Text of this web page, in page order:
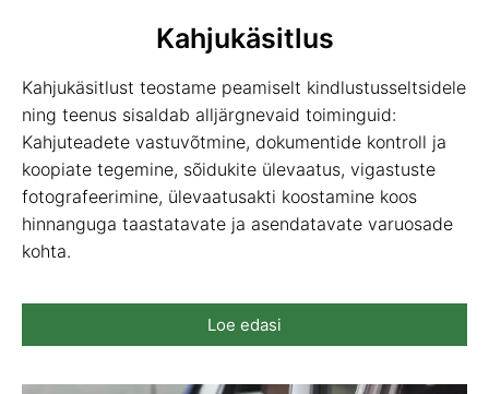
Kahjukäsitlus
Kahjukäsitlust teostame peamiselt kindlustusseltsidele
ning teenus sisaldab alljärgnevaid toiminguid:
Kahjuteadete vastuvõtmine, dokumentide kontroll ja
koopiate tegemine, sõidukite ülevaatus, vigastuste
fotografeerimine, ülevaatusakti koostamine koos
hinnanguga taastatavate ja asendatavate varuosade
kohta.
Loe edasi